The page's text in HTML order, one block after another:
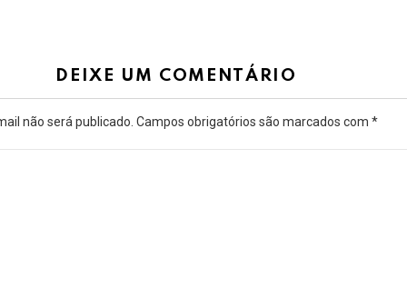
DEIXE UM COMENTÁRIO
não será publicado. Campos obrigatórios são marcados com *